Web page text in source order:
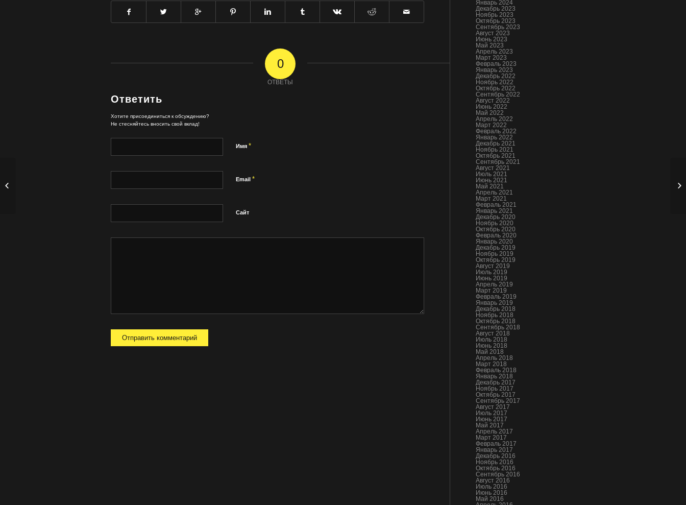
0
ОТВЕТЫ
Ответить
Хотите присоединиться к обсуждению?
Не стесняйтесь вносить свой вклад!
Имя *
Email *
Сайт
Январь 2024
Декабрь 2023
Ноябрь 2023
Октябрь 2023
Сентябрь 2023
Август 2023
Июнь 2023
Май 2023
Апрель 2023
Март 2023
Февраль 2023
Январь 2023
Декабрь 2022
Ноябрь 2022
Октябрь 2022
Сентябрь 2022
Август 2022
Июнь 2022
Май 2022
Апрель 2022
Март 2022
Февраль 2022
Январь 2022
Декабрь 2021
Ноябрь 2021
Октябрь 2021
Сентябрь 2021
Август 2021
Июль 2021
Июнь 2021
Май 2021
Апрель 2021
Март 2021
Февраль 2021
Январь 2021
Декабрь 2020
Ноябрь 2020
Октябрь 2020
Февраль 2020
Январь 2020
Декабрь 2019
Ноябрь 2019
Октябрь 2019
Август 2019
Июль 2019
Июнь 2019
Апрель 2019
Март 2019
Февраль 2019
Январь 2019
Декабрь 2018
Ноябрь 2018
Октябрь 2018
Сентябрь 2018
Август 2018
Июль 2018
Июнь 2018
Май 2018
Апрель 2018
Март 2018
Февраль 2018
Январь 2018
Декабрь 2017
Ноябрь 2017
Октябрь 2017
Сентябрь 2017
Август 2017
Июль 2017
Июнь 2017
Май 2017
Апрель 2017
Март 2017
Февраль 2017
Январь 2017
Декабрь 2016
Ноябрь 2016
Октябрь 2016
Сентябрь 2016
Август 2016
Июль 2016
Июнь 2016
Май 2016